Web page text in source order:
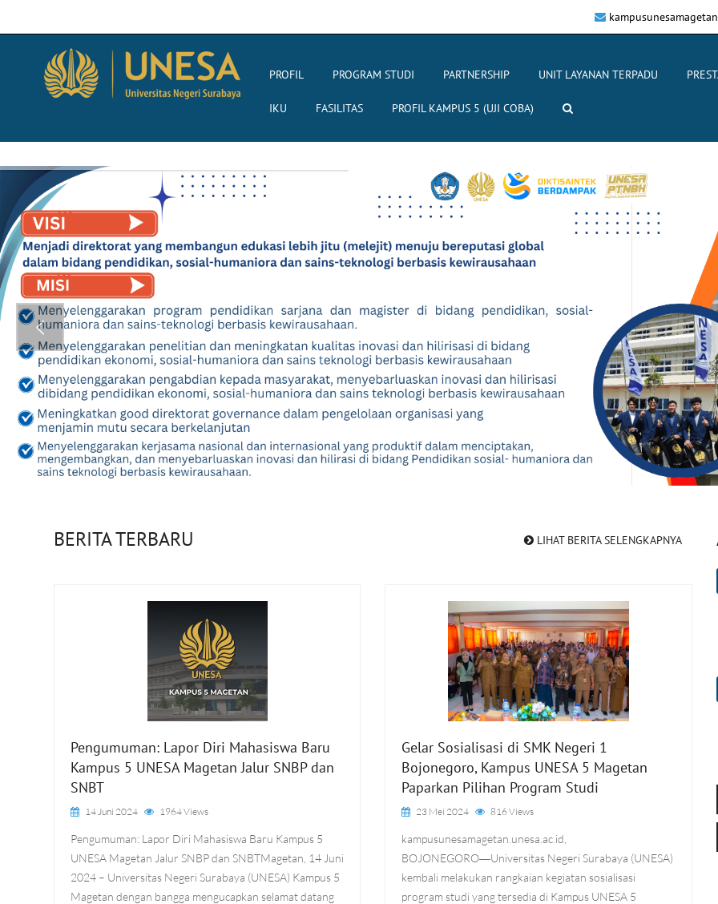
PROFIL PROGRAM STUDI PARTNERSHIP UNIT LAYANAN TERPADU
IKU FASILITAS PROFIL KAMPUS 5 (UJI COBA)
BERITA TERBARU LIHAT BERITA SELENGKAPNYA
Pengumuman: Lapor Diri Mahasiswa Baru
Kampus 5 UNESA Magetan Jalur SNBP dan
SNBT
14 Juni 2024 1964 Views
Pengumuman: Lapor Diri Mahasiswa Baru Kampus 5
UNESA Magetan Jalur SNBP dan SNBTMagetan, 14 Juni
2024 – Universitas Negeri Surabaya (UNESA) Kampus 5
Magetan dengan bangga mengucapkan selamat datang
Gelar Sosialisasi di SMK Negeri 1
Bojonegoro, Kampus UNESA 5 Magetan
Paparkan Pilihan Program Studi
23 Mei 2024 816 Views
kampusunesamagetan.unesa.ac.id,
BOJONEGORO―Universitas Negeri Surabaya (UNESA)
kembali melakukan rangkaian kegiatan sosialisasi
program studi yang tersedia di Kampus UNESA 5